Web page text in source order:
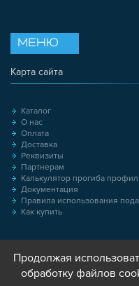
МЕНЮ
Карта сайта
Каталог
О нас
Оплата
Доставка
Реквизиты
Партнерам
Калькулятор прогиба
Документация
Правила использования
Как купить
Продолжая
обработку файлов